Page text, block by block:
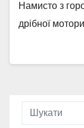
Намисто з
дрібної